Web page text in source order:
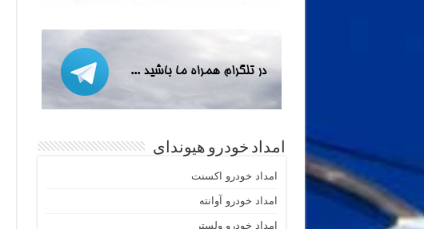
امداد خودرو هیوندای
امداد خودرو اکسنت
امداد خودرو آوانته
امداد خودرو ولستر